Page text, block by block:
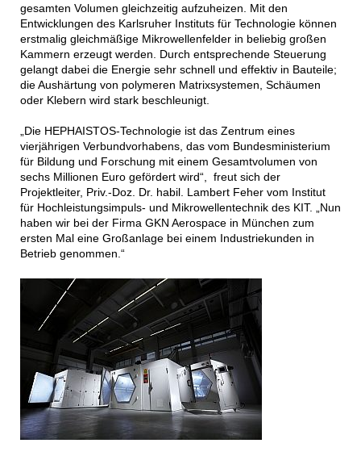
gesamten Volumen gleichzeitig aufzuheizen. Mit den
Entwicklungen des Karlsruher Instituts für Technologie können
erstmalig gleichmäßige Mikrowellenfelder in beliebig großen
Kammern erzeugt werden. Durch entsprechende Steuerung
gelangt dabei die Energie sehr schnell und effektiv in Bauteile;
die Aushärtung von polymeren Matrixsystemen, Schäumen
oder Klebern wird stark beschleunigt.
„Die HEPHAISTOS-Technologie ist das Zentrum eines
vierjährigen Verbundvorhabens, das vom Bundesministerium
für Bildung und Forschung mit einem Gesamtvolumen von
sechs Millionen Euro gefördert wird“, freut sich der
Projektleiter, Priv.-Doz. Dr. habil. Lambert Feher vom Institut
für Hochleistungsimpuls- und Mikrowellentechnik des KIT. „Nun
haben wir bei der Firma GKN Aerospace in München zum
ersten Mal eine Großanlage bei einem Industriekunden in
Betrieb genommen.“